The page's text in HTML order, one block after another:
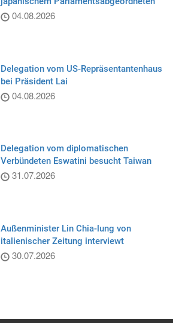
04.08.2026
Delegation vom US-Repräsentantenhaus
bei Präsident Lai
04.08.2026
Delegation vom diplomatischen
Verbündeten Eswatini besucht Taiwan
31.07.2026
Außenminister Lin Chia-lung von
italienischer Zeitung interviewt
30.07.2026